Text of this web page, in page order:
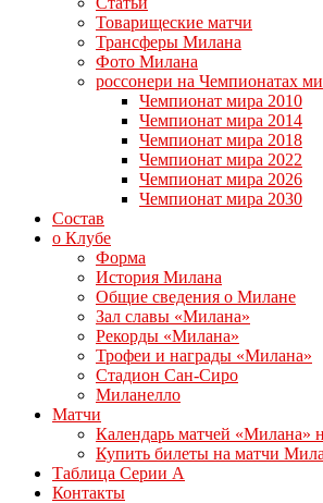
Товарищеские матчи
Трансферы Милана
Фото Милана
россонери на Чемпионатах
Чемпионат мира 2010
Чемпионат мира 2014
Чемпионат мира 2018
Чемпионат мира 2022
Чемпионат мира 2026
Чемпионат мира 2030
Состав
о Клубе
Форма
История Милана
Общие сведения о Милане
Зал славы «Милана»
Рекорды «Милана»
Трофеи и награды «Милана»
Стадион Сан-Сиро
Миланелло
Матчи
Календарь матчей «Милана»
Купить билеты на матчи
Таблица Серии А
Контакты